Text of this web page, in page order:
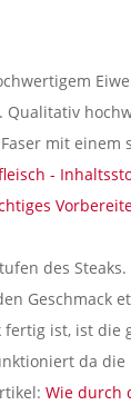
Qualitativ
mit einem
-
des
Geschmack
fertig ist, ist die
da
Wie durch